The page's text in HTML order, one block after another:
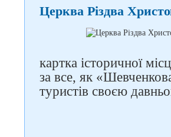
Церква Різдва
картка історичної
за все, як
туристів своєю